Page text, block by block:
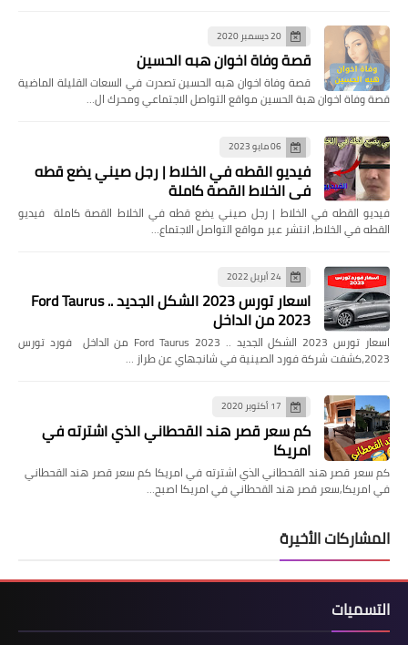
20 ديسمبر 2020
قصة وفاة اخوان هبه الحسين
قصة وفاة اخوان هبه الحسين تصدرت في السعات القليلة الماضية
قصة وفاة اخوان هبة الحسين مواقع التواصل الاجتماعي ومحرك ال…
06 مايو 2023
فيديو القطه في الخلاط | رجل صيني يضع قطه
في الخلاط القصة كاملة
فيديو القطه في الخلاط | رجل صيني يضع قطه في الخلاط القصة كاملة فيديو
القطه في الخلاط، انتشر عبر مواقع التواصل الاجتماع…
24 أبريل 2022
اسعار تورس 2023 الشكل الجديد .. Ford Taurus
2023 من الداخل
اسعار تورس 2023 الشكل الجديد .. Ford Taurus 2023 من الداخل فورد تورس
2023،كشفت شركة فورد الصينية في شانجهاي عن طراز …
17 أكتوبر 2020
كم سعر قصر هند القحطاني الذي اشترته في
امريكا
كم سعر قصر هند القحطاني الذي اشترته في امريكا كم سعر قصر هند القحطاني
في امريكا,سعر قصر هند القحطاني في امريكا اصبح…
المشاركات الأخيرة
التسميات